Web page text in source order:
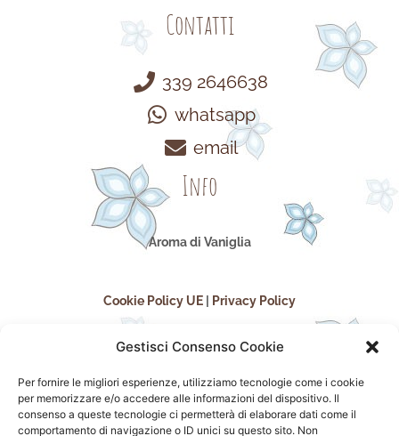
Gestisci Consenso Cookie
Per fornire le migliori esperienze, utilizziamo tecnologie come i cookie
per memorizzare e/o accedere alle informazioni del dispositivo. Il
consenso a queste tecnologie ci permetterà di elaborare dati come il
comportamento di navigazione o ID unici su questo sito. Non
Contatti
339 2646638
whatsapp
email
Info
Aroma di Vaniglia
Cookie Policy UE Privacy Policy